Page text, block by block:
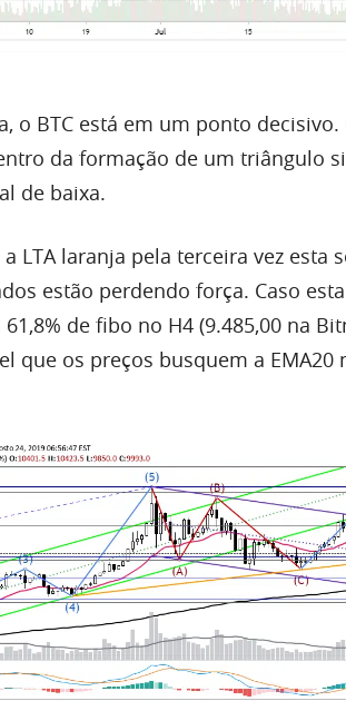
o BTC está em um ponto
da formação de um triângulo
de baixa.
LTA laranja pela terceira vez esta
estão perdendo força. Caso esta
de fibo no H4 (9.485,00 na
que os preços busquem a EMA20